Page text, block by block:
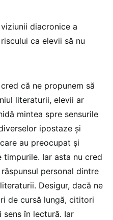
diacronice a
ca elevii să nu
că ne propunem să
literaturii, elevii ar
mintea spre sensurile
ipostaze și
au preocupat și
Iar asta nu cred
personal dintre
Desigur, dacă ne
de cursă lungă, cititori
sens în lectură. Iar